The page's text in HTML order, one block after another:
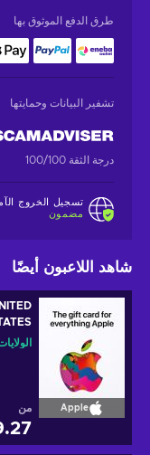
طرق الدفع الموثوق بها
تشفير البيانات وحمايتها
درجة الثقة 100/100
تسجيل الخروج
مضمون
شاهد اللاعبون أيضًا
Apple من